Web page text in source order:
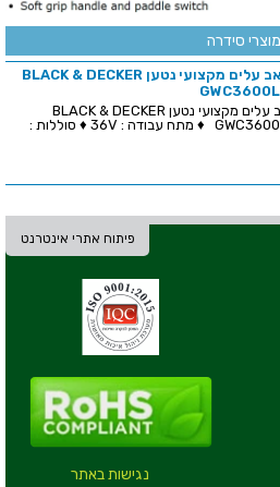
מוצרי סידרה
מפוח / שואב עלים מקצועי נטען BLACK & DECKER
מפוח / שואב עלים מקצועי נטען BLACK & DECKER
GWC3600L20 - 36V ♦ מתח עבודה : 36V ♦ סוללות :
פיתוח אתרי אינטרנט
נגישות באתר